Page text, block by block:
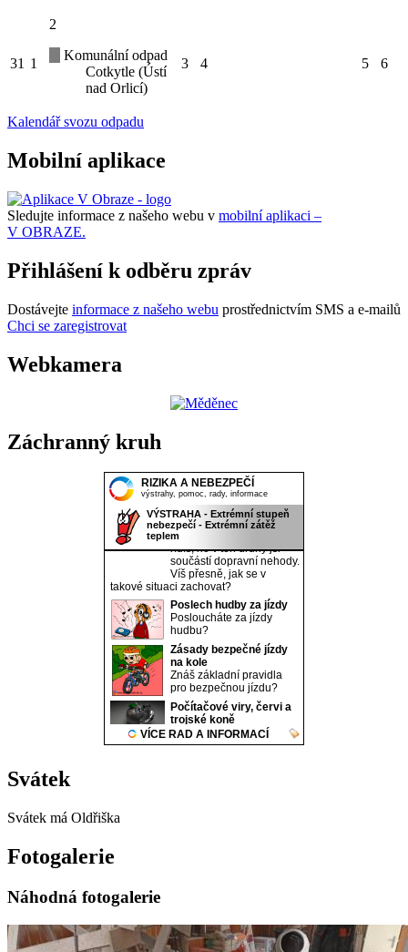
31 1
2
Komunální odpad
Cotkytle (Ústí
nad Orlicí)
3 4 5 6
Kalendář svozu odpadu
Mobilní aplikace
Sledujte informace z našeho webu v mobilní aplikaci –
V OBRAZE.
Přihlášení k odběru zpráv
Dostávejte informace z našeho webu prostřednictvím SMS a e-mailů
Chci se zaregistrovat
Webkamera
Záchranný kruh
Svátek
Svátek má Oldřiška
Fotogalerie
Náhodná fotogalerie